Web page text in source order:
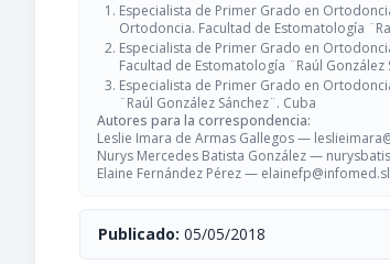
Especialista de Primer Grado en
Ortodoncia. Facultad de Estomatología
Especialista de Primer Grado en
Facultad de Estomatología ¨Raúl González
Especialista de Primer Grado en
¨Raúl González Sánchez¨. Cuba
Autores para la correspondencia:
Leslie Imara de Armas Gallegos —
Nurys Mercedes Batista González —
Elaine Fernández Pérez —
Publicado: 05/05/2018